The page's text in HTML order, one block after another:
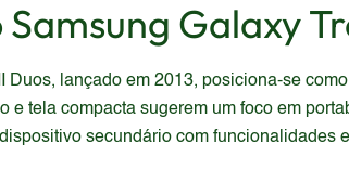
Samsung Galaxy
Duos, lançado em 2013, posiciona-se
e tela compacta sugerem um foco em
secundário com funcionalidades